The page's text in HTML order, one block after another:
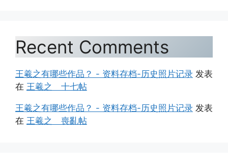
Recent Comments
王羲之有哪些作品？ - 资料存档-历史照片记录 发表
在 王羲之 十七帖
王羲之有哪些作品？ - 资料存档-历史照片记录 发表
在 王羲之 喪亂帖